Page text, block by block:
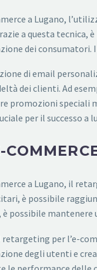
a Lugano,
a questa
dei consumatori.
di email
dei clienti. Ad
promozioni speciali
per il successo a
a Lugano, il
è possibile
è possibile
retargeting per l’e-
degli utenti e